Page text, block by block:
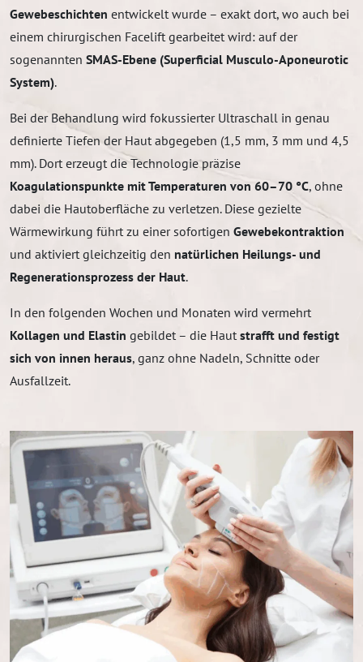
Gewebeschichten entwickelt wurde – exakt dort, wo auch bei
einem chirurgischen Facelift gearbeitet wird: auf der
sogenannten SMAS-Ebene (Superficial Musculo-Aponeurotic
System).
Bei der Behandlung wird fokussierter Ultraschall in genau
definierte Tiefen der Haut abgegeben (1,5 mm, 3 mm und 4,5
mm). Dort erzeugt die Technologie präzise
Koagulationspunkte mit Temperaturen von 60–70 °C, ohne
dabei die Hautoberfläche zu verletzen. Diese gezielte
Wärmewirkung führt zu einer sofortigen Gewebekontraktion
und aktiviert gleichzeitig den natürlichen Heilungs- und
Regenerationsprozess der Haut.
In den folgenden Wochen und Monaten wird vermehrt
Kollagen und Elastin gebildet – die Haut strafft und festigt
sich von innen heraus, ganz ohne Nadeln, Schnitte oder
Ausfallzeit.